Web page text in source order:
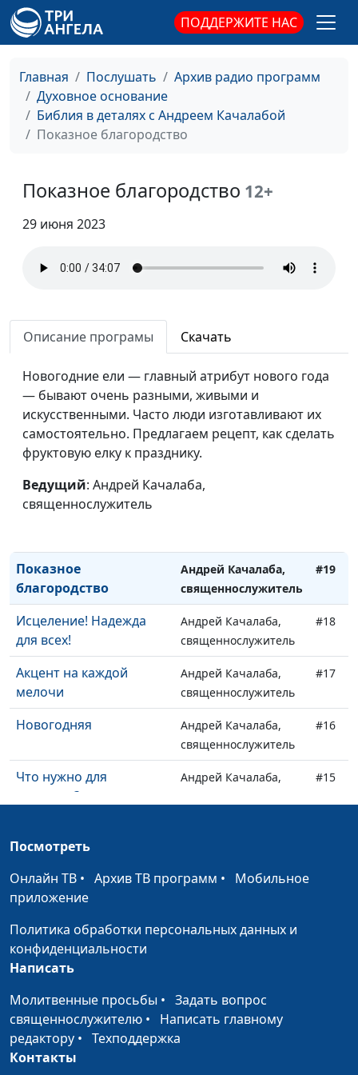
ПОДДЕРЖИТЕ НАС
Главная Послушать
Архив радио программ
Духовное основание
Библия в деталях с Андреем Качалабой
Показное благородство
Показное благородство 12+
29 июня 2023
Описание програмы Скачать
Новогодние ели — главный атрибут нового года
— бывают очень разными, живыми и
искусственными. Часто люди изготавливают их
самостоятельно. Предлагаем рецепт, как сделать
фруктовую елку к празднику.
Ведущий: Андрей Качалаба,
священнослужитель
Библии?
Шарлатанство или
Божьи чудеса?
Андрей Качалаба,
#29
История одного
предательства
священнослужитель
(первая часть)
Андрей Качалаба,
с Богом?
священнослужитель
семьи?
священнослужитель
священнослужитель
Чего боятся
праведники?
Андрей Качалаба,
священнослужитель
#22
Лицемер и плевелы
Андрей Качалаба,
священнослужитель
Любопытство не порок
Показное
благородство
Андрей Качалаба,
священнослужитель
#19
Исцеление! Надежда
для всех!
Андрей Качалаба,
священнослужитель
#18
Акцент на каждой
мелочи
Андрей Качалаба,
священнослужитель
#17
Новогодняя
Андрей Качалаба,
священнослужитель
#16
Что нужно для
спасения?
Андрей Качалаба,
#15
проблем? Где Бог?
О любви
Андрей Качалаба,
О лени
Андрей Качалаба,
миротворчестве
священнослужитель
Новое имя, новая
жизнь
Посмотреть
Онлайн ТВ • Архив ТВ программ • Мобильное
приложение
Политика обработки персональных данных и
конфиденциальности
Написать
Молитвенные просьбы • Задать вопрос
священнослужителю • Написать главному
редактору • Техподдержка
Контакты